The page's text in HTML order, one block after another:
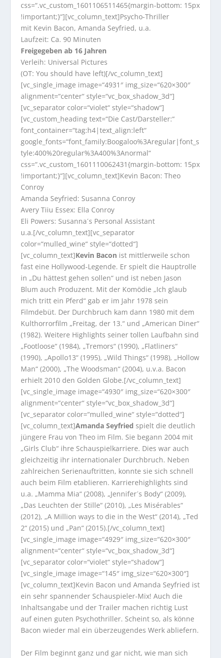
css=“.vc_custom_1601106511465{margin-bottom: 15px
!important;}“][vc_column_text]Psycho-Thriller
mit Kevin Bacon, Amanda Seyfried, u.a.
Laufzeit: Ca. 90 Minuten
Freigegeben ab 16 Jahren
Verleih: Universal Pictures
(OT: You should have left)[/vc_column_text]
[vc_single_image image=“4931″ img_size=“620×300″
alignment=“center“ style=“vc_box_shadow_3d“]
[vc_separator color=“violet“ style=“shadow“]
[vc_custom_heading text=“Die Cast/Darsteller:“
font_container=“tag:h4|text_align:left“
google_fonts=“font_family:Boogaloo%3Aregular|font_s
tyle:400%20regular%3A400%3Anormal“
css=“.vc_custom_1601110062431{margin-bottom: 15px
!important;}“][vc_column_text]Kevin Bacon: Theo
Conroy
Amanda Seyfried: Susanna Conroy
Avery Tiiu Essex: Ella Conroy
Eli Powers: Susanna´s Personal Assistant
u.a.[/vc_column_text][vc_separator
color=“mulled_wine“ style=“dotted“]
[vc_column_text]Kevin Bacon ist mittlerweile schon
fast eine Hollywood-Legende. Er spielt die Hauptrolle
in „Du hättest gehen sollen“ und ist neben Jason
Blum auch Produzent. Mit der Komödie „Ich glaub
mich tritt ein Pferd“ gab er im Jahr 1978 sein
Filmdebüt. Der Durchbruch kam dann 1980 mit dem
Kulthorrorfilm „Freitag, der 13.“ und „American Diner“
(1982). Weitere Highlights seiner tollen Laufbahn sind
„Footloose“ (1984), „Tremors“ (1990), „Flatliners“
(1990), „Apollo13“ (1995), „Wild Things“ (1998), „Hollow
Man“ (2000), „The Woodsman“ (2004), u.v.a. Bacon
erhielt 2010 den Golden Globe.[/vc_column_text]
[vc_single_image image=“4930″ img_size=“620×300″
alignment=“center“ style=“vc_box_shadow_3d“]
[vc_separator color=“mulled_wine“ style=“dotted“]
[vc_column_text]Amanda Seyfried spielt die deutlich
jüngere Frau von Theo im Film. Sie begann 2004 mit
„Girls Club“ ihre Schauspielkarriere. Dies war auch
gleichzeitig ihr internationaler Durchbruch. Neben
zahlreichen Serienauftritten, konnte sie sich schnell
auch beim Film etablieren. Karrierehighlights sind
u.a. „Mamma Mia“ (2008), „Jennifer´s Body“ (2009),
„Das Leuchten der Stille“ (2010), „Les Misérables“
(2012), „A Million ways to die in the West“ (2014), „Ted
2“ (2015) und „Pan“ (2015).[/vc_column_text]
[vc_single_image image=“4929″ img_size=“620×300″
alignment=“center“ style=“vc_box_shadow_3d“]
[vc_separator color=“violet“ style=“shadow“]
[vc_single_image image=“145″ img_size=“620×300″]
[vc_column_text]Kevin Bacon und Amanda Seyfried ist
ein sehr spannender Schauspieler-Mix! Auch die
Inhaltsangabe und der Trailer machen richtig Lust
auf einen guten Psychothriller. Scheint so, als könne
Bacon wieder mal ein überzeugendes Werk abliefern.
Der Film beginnt ganz und gar nicht, wie man sich